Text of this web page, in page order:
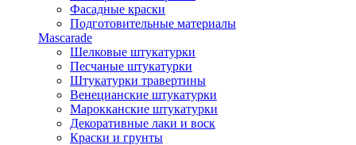
Фасадные краски
Подготовительные материалы
Mascarade
Шелковые штукатурки
Песчаные штукатурки
Штукатурки травертины
Венецианские штукатурки
Марокканские штукатурки
Декоративные лаки и воск
Краски и грунты